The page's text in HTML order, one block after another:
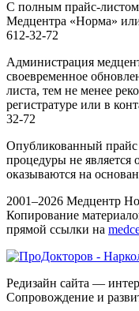
С полным прайс-листом
Медцентра «Норма»
612-32-72
Администрация
своевременное
листа, тем не менее
регистратуре или в
32-72
Опубликованный прайс
процедуры не
оказываются на
2001–2026 Медцентр
Копирование
прямой ссылки на
Редизайн сайта —
Сопровождение и